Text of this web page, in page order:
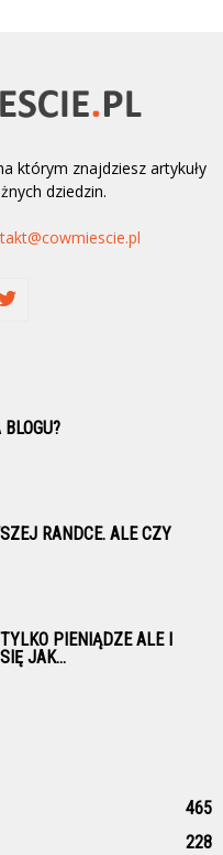
którym znajdziesz artykuły
dziedzin.
RANDCE. ALE CZY
PIENIĄDZE ALE I
JAK...
465
228